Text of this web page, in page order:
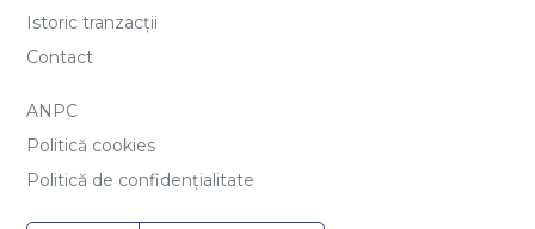
Istoric tranzacții
Contact
ANPC
Politică cookies
Politică de confidențialitate